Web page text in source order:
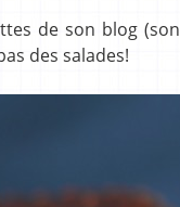
de son blog (son
des salades!